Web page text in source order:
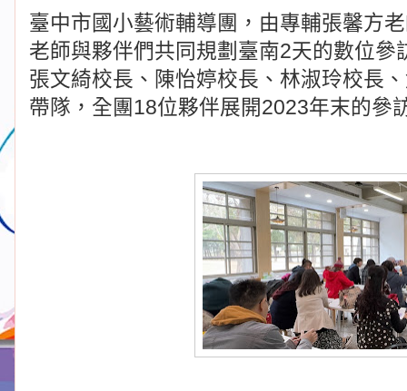
臺中市國小藝術輔導團，由專輔張馨方
老師與夥伴們共同規劃臺南2天的數位
張文綺校長、陳怡婷校長、林淑玲校長
帶隊，全團18位夥伴展開2023年末的參